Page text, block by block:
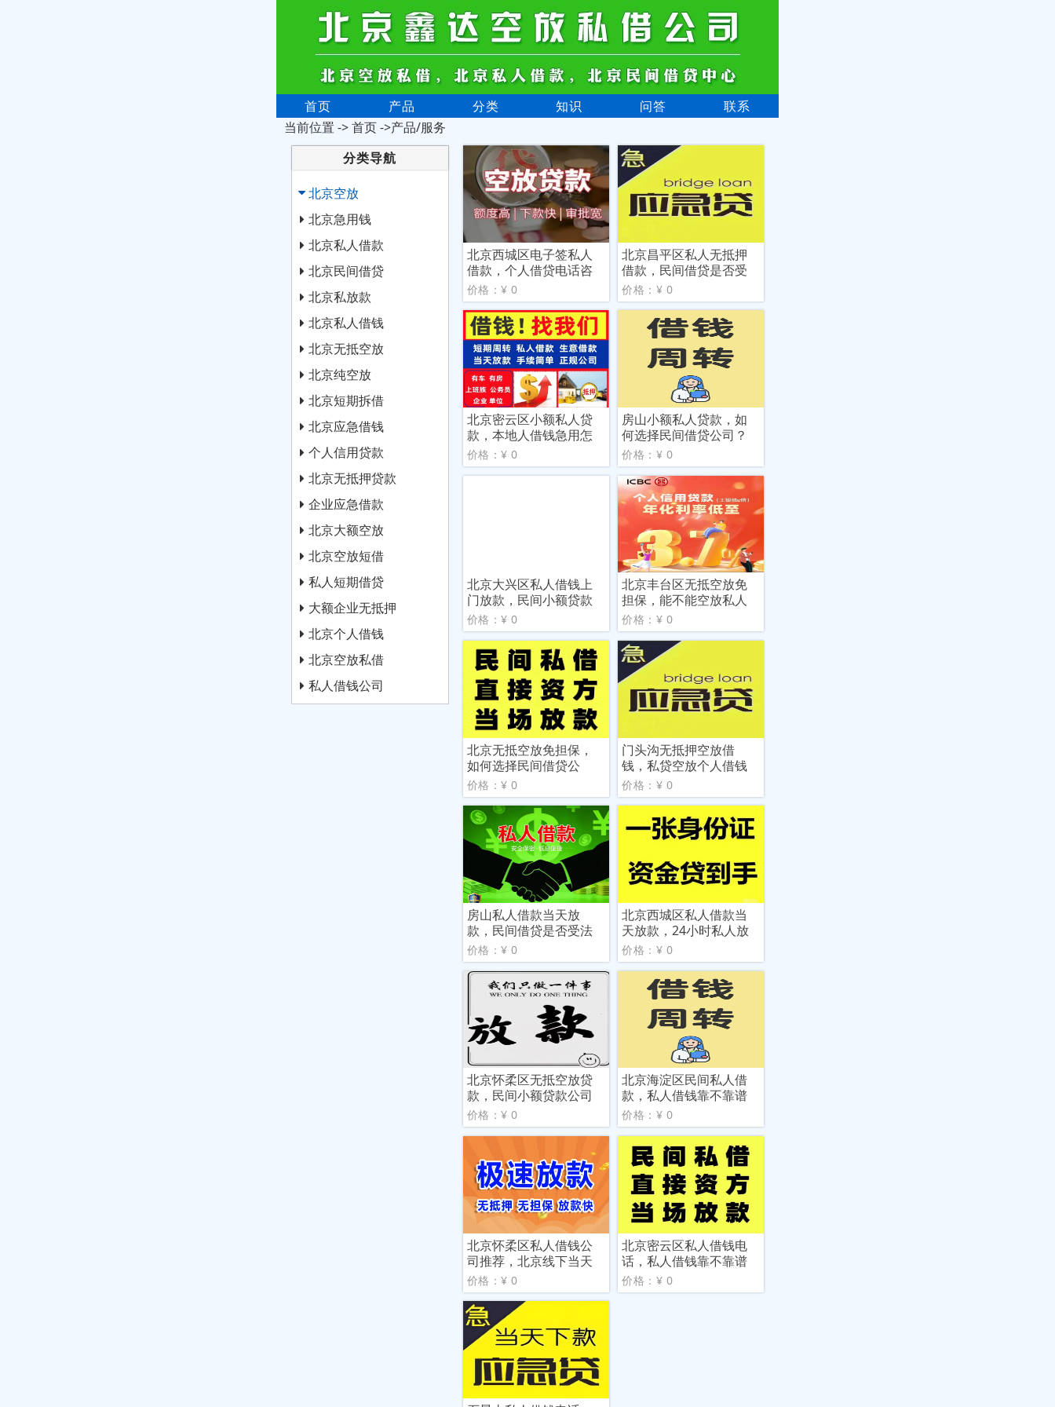
首页 产品 分类 知识 问答
联系
当前位置 ->首页->产品/服务
分类导航
北京空放
北京急用钱
北京私人借款
北京民间借贷
北京私放款
北京私人借钱
北京无抵空放
北京纯空放
北京短期拆借
北京应急借钱
个人信用贷款
北京无抵押贷款
企业应急借款
北京大额空放
北京空放短借
私人短期借贷
大额企业无抵押
北京个人借钱
北京空放私借
私人借钱公司
北京西城区电子签私人
借款，个人借贷电话咨
询
价格：¥ 0
北京昌平区私人无抵押
借款，民间借贷是否受
法律
价格：¥ 0
北京密云区小额私人贷
款，本地人借钱急用怎
么办
价格：¥ 0
房山小额私人贷款，如
何选择民间借贷公司？
价格：¥ 0
北京大兴区私人借钱上
门放款，民间小额贷款
公司
价格：¥ 0
北京丰台区无抵空放免
担保，能不能空放私人
借钱
价格：¥ 0
北京无抵空放免担保，
如何选择民间借贷公
司？
价格：¥ 0
门头沟无抵押空放借
钱，私贷空放个人借钱
价格：¥ 0
房山私人借款当天放
款，民间借贷是否受法
律保护
价格：¥ 0
北京西城区私人借款当
天放款，24小时私人放
款
价格：¥ 0
北京怀柔区无抵空放贷
款，民间小额贷款公司
价格：¥ 0
北京海淀区民间私人借
款，私人借钱靠不靠谱
价格：¥ 0
北京怀柔区私人借钱公
司推荐，北京线下当天
放款
价格：¥ 0
北京密云区私人借钱电
话，私人借钱靠不靠谱
价格：¥ 0